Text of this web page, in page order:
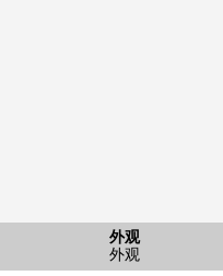
外观
外观
外观
外观
外观
外观
客厅
客厅
客厅
客厅
客厅
客厅
室内
约4.2张塌塌米非居室
西式房间
西式房间(约4.5张塌塌米)
厨房
厨房
厨房
厨房
门口
门口
收纳
步入式衣帽间
洗脸
洗脸
厕所
厕所1楼
公共汽车
公共汽车
其他
免费场地
厕所
厕所2楼
西式房间
约5.2张塌塌米西式房间
西式房间
西式房间(约5.2张塌塌米)
风景
风景
风景
风景
COLTON PLAZA(约780m)
shapo本八幡(约1000m)
怀斯市场北方商店(约560m)
药之福太郎市川北方商店(约
Lawson市川北方1丁目商店(约
市川市立富贵岛小学(约490m)
市川市立第3中学(约2230m)
市川市政府(约640m)
市川北方邮局(约480m)